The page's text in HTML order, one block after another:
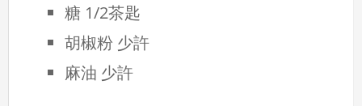
糖 1/2茶匙
胡椒粉 少許
麻油 少許